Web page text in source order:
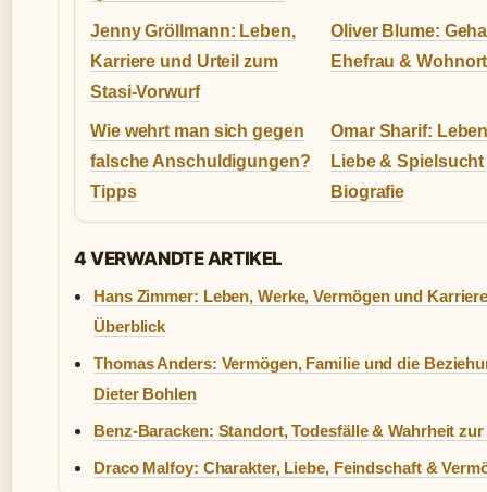
Jenny Gröllmann: Leben,
Karriere und Urteil zum
Stasi-Vorwurf
Oliver Blume:
Ehefrau & Wohnort
Wie wehrt man sich gegen
falsche Anschuldigungen?
Tipps
Omar Sharif:
Liebe & Spielsucht
Biografie
4 VERWANDTE ARTIKEL
Hans Zimmer: Leben, Werke, Vermögen und
Überblick
Thomas Anders: Vermögen, Familie und die
Dieter Bohlen
Benz-Baracken: Standort, Todesfälle & Wahrheit
Draco Malfoy: Charakter, Liebe, Feindschaft &